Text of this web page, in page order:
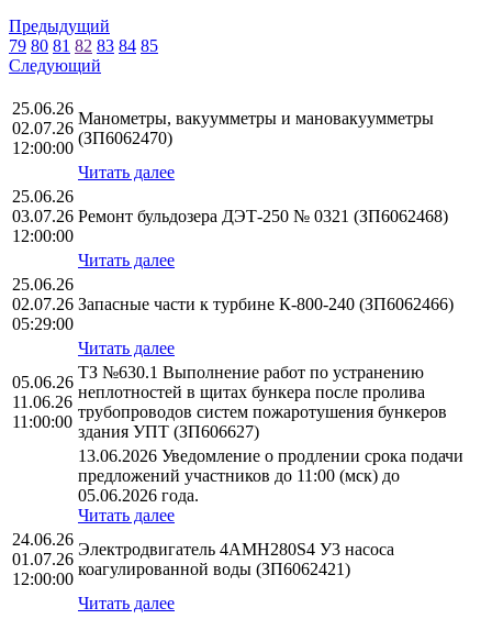
Предыдущий
79 80 81 82 83 84 85
Следующий
25.06.26
02.07.26
12:00:00
Манометры, вакуумметры и мановакуумметры
(ЗП6062470)
Читать далее
25.06.26
03.07.26
12:00:00
Ремонт бульдозера ДЭТ-250 № 0321 (ЗП6062468)
Читать далее
25.06.26
02.07.26
05:29:00
Запасные части к турбине К-800-240 (ЗП6062466)
Читать далее
05.06.26
11.06.26
11:00:00
ТЗ №630.1 Выполнение работ по устранению
неплотностей в щитах бункера после пролива
трубопроводов систем пожаротушения бункеров
здания УПТ (ЗП606627)
13.06.2026 Уведомление о продлении срока подачи
предложений участников до 11:00 (мск) до
05.06.2026 года.
Читать далее
24.06.26
01.07.26
12:00:00
Электродвигатель 4АМН280S4 У3 насоса
коагулированной воды (ЗП6062421)
Читать далее